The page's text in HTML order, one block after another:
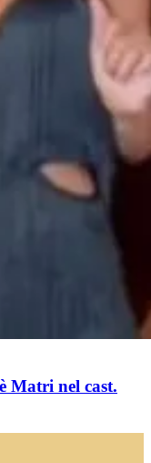
Matri nel cast.